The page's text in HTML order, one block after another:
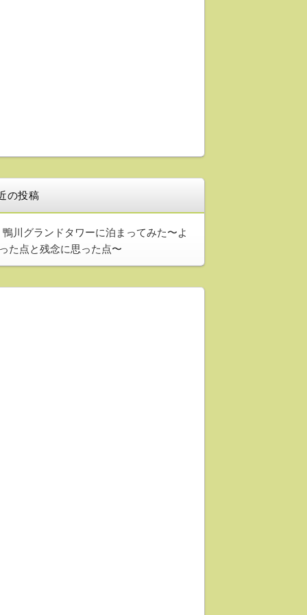
の投稿
鴨川グランドタワーに泊まってみた〜よ
た点と残念に思った点〜